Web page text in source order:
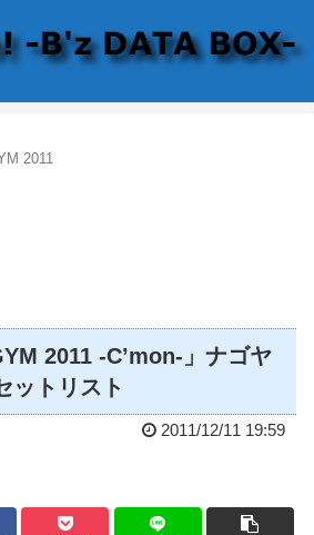
2011
2011 -C’mon-」ナゴヤ
ットリスト
2011/12/11 19:59